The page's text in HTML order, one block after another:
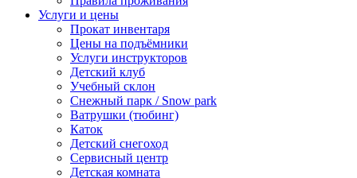
Услуги и цены
Прокат инвентаря
Цены на подъёмники
Услуги инструкторов
Детский клуб
Учебный склон
Снежный парк / Snow park
Ватрушки (тюбинг)
Каток
Детский снегоход
Сервисный центр
Детская комната